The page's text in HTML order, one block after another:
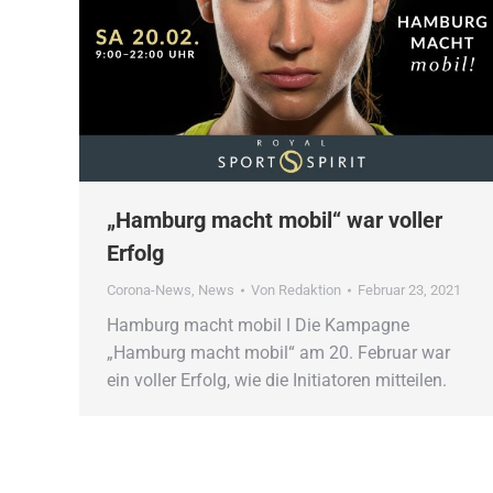
„Hamburg macht mobil“ war voller
Erfolg
Corona-News, News Von Redaktion Februar 23, 2021
Hamburg macht mobil ǀ Die Kampagne
„Hamburg macht mobil“ am 20. Februar war
ein voller Erfolg, wie die Initiatoren mitteilen.